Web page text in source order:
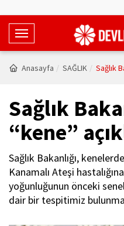
T
o
g
e
a
i
g
a
t
Anasayfa SAĞLIK Sağlık
Sağlık
“kene”
Sağlık Bakanlığı,
Kanamalı Ateşi
yoğunluğunun önceki
dair bir tespitimiz